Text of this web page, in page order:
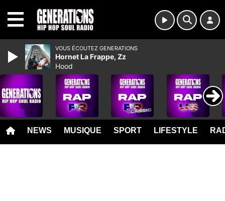
NEWS MUSIQUE SPORT LIFESTYLE
VOUS ÉCOUTEZ GENERATIONS
Hornet La Frappe, Zz
Hood